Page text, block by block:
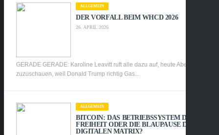
ALLGEMEIN
DER VORFALL BEIM WHCD 2026
26. APRIL 2026
GERADE GERADE: Karoline Leavitt ruft alle dazu auf, heute Abend
zuzuschauen, weil Donald Trump richtig Gas...
ALLGEMEIN
BITCOIN: DAS BETRIEBSSYSTEM DER
FREIHEIT ODER DIE BLAUPAUSE DER
DIGITALEN MATRIX?